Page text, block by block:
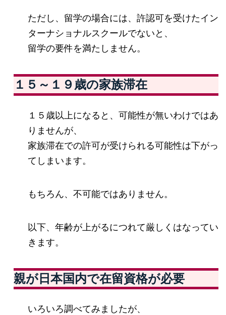
ただし、留学の場合には、許認可を受けたイン
ターナショナルスクールでないと、
留学の要件を満たしません。
１５～１９歳の家族滞在
１５歳以上になると、可能性が無いわけではあ
りませんが、
家族滞在での許可が受けられる可能性は下がっ
てしまいます。
もちろん、不可能ではありません。
以下、年齢が上がるにつれて厳しくはなってい
きます。
親が日本国内で在留資格が必要
いろいろ調べてみましたが、